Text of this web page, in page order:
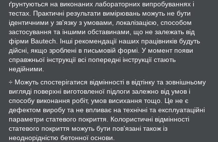
ґрунтуються на виконаних лабораторних випробуваннях і
тестах. Практичні результати вимірювань можуть не бути
ідентичними у зв'язку з умовами, локалізацією, способом
застосування та іншими обставинами, що не залежать від
фірми Bautech. Інші рекомендації наших працівників будуть
дійсні, якщо зроблені в письмовій формі. У момент появи
справжньої інструкції всі попередні інструкції стають
недійними.
÷ Можуть спостерігатися відмінності в відтінку та зовнішньому
вигляді поверхні виготовленої підлоги залежно від умов і
способу виконання робіт, умов висихання тощо. Це не є
дефектом виробу та не впливає на технічні та експлуатаційні
параметри статевого покриття. Колористичні відмінності
статевого покриття можуть бути пов'язані також із
неоднорідністю бетонної основи.